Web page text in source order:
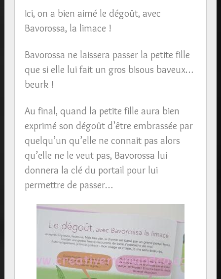
Ici, on a bien aimé le dégoût, avec
Bavorossa, la limace !
Bavorossa ne laissera passer la petite fille
que si elle lui fait un gros bisous baveux…
beurk !
Au final, quand la petite fille aura bien
exprimé son dégoût d’être embrassée par
quelqu’un qu’elle ne connait pas alors
qu’elle ne le veut pas, Bavorossa lui
donnera la clé du portail pour lui
permettre de passer…